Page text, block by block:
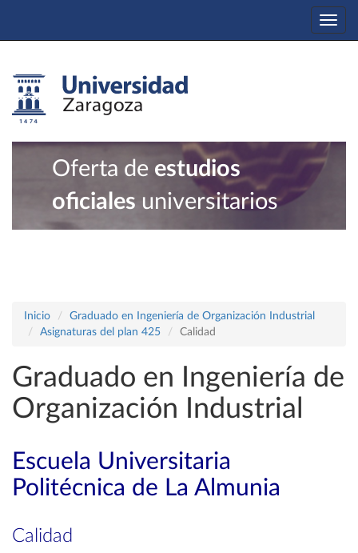
Oferta de estudios
oficiales universitarios
Inicio
Graduado en Ingeniería de Organización Industrial
Asignaturas del plan 425
Calidad
Graduado en Ingeniería de
Organización Industrial
Escuela Universitaria
Politécnica de La Almunia
Calidad